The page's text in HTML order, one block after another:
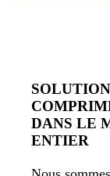
DANS LE
ENTIER